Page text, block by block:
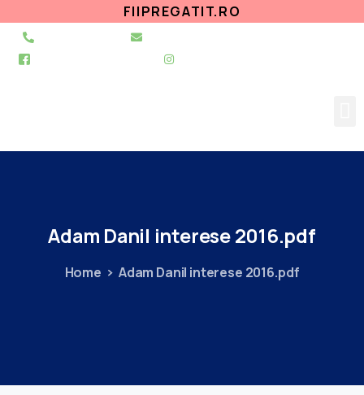
FIIPREGATIT.RO
Adam Danil interese2016.pdf
Home Adam Danil interese 2016.pdf